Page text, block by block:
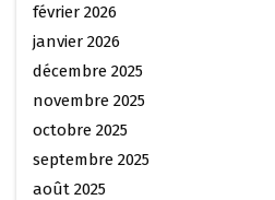
février 2026
janvier 2026
décembre 2025
novembre 2025
octobre 2025
septembre 2025
août 2025